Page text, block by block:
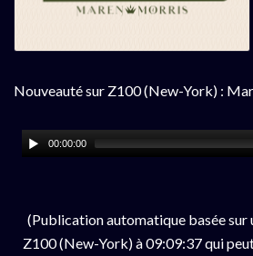
Nouveauté sur Z100 (New-York) :
00:00:00
(Publication automatique basée sur
Z100 (New-York) à 09:09:37 qui